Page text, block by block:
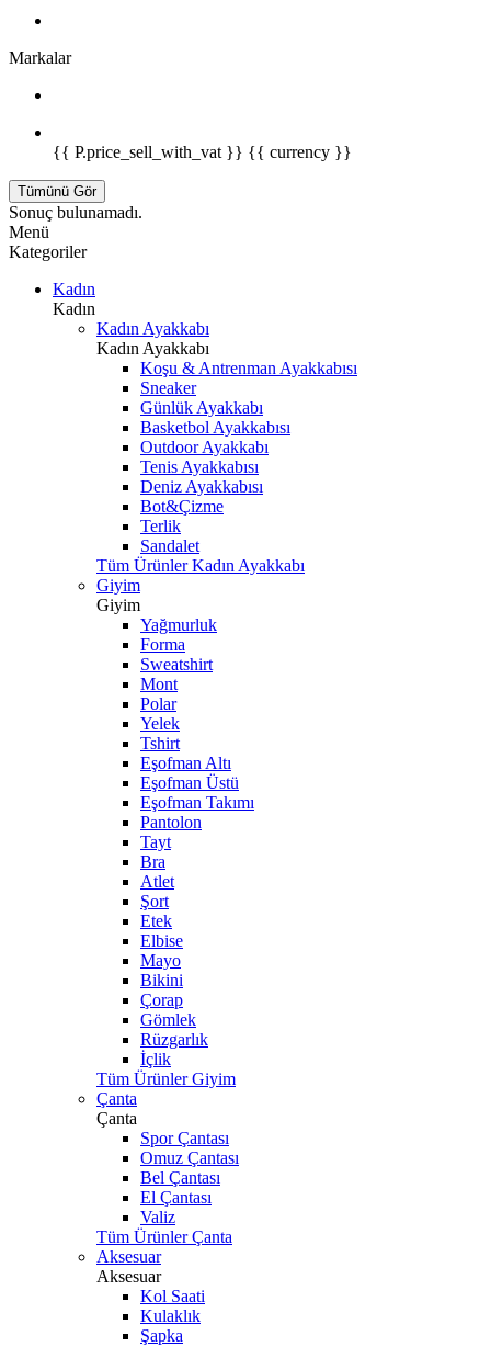
Markalar
{{ P.price_sell_with_vat }} {{ currency }}
Tümünü Gör
Sonuç bulunamadı.
Menü
Kategoriler
Kadın
Kadın
Kadın Ayakkabı
Kadın Ayakkabı
Koşu & Antrenman Ayakkabısı
Sneaker
Günlük Ayakkabı
Basketbol Ayakkabısı
Outdoor Ayakkabı
Tenis Ayakkabısı
Deniz Ayakkabısı
Bot&Çizme
Terlik
Sandalet
Tüm Ürünler Kadın Ayakkabı
Giyim
Giyim
Yağmurluk
Forma
Sweatshirt
Mont
Polar
Yelek
Tshirt
Eşofman Altı
Eşofman Üstü
Eşofman Takımı
Pantolon
Tayt
Bra
Atlet
Şort
Etek
Elbise
Mayo
Bikini
Çorap
Gömlek
Rüzgarlık
İçlik
Tüm Ürünler Giyim
Çanta
Çanta
Spor Çantası
Omuz Çantası
Bel Çantası
El Çantası
Valiz
Tüm Ürünler Çanta
Aksesuar
Aksesuar
Kol Saati
Kulaklık
Şapka